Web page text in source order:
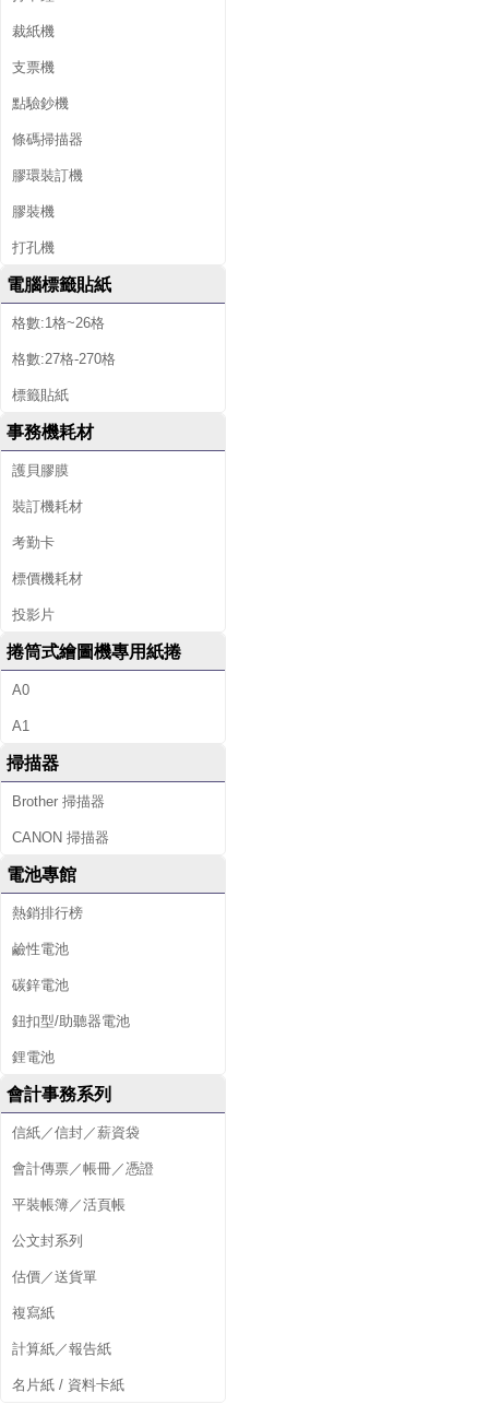
裁紙機
支票機
點驗鈔機
條碼掃描器
膠環裝訂機
膠裝機
打孔機
電腦標籤貼紙
格數:1格~26格
格數:27格-270格
標籤貼紙
事務機耗材
護貝膠膜
裝訂機耗材
考勤卡
標價機耗材
投影片
捲筒式繪圖機專用紙捲
A0
A1
掃描器
Brother 掃描器
CANON 掃描器
電池專館
熱銷排行榜
鹼性電池
碳鋅電池
鈕扣型/助聽器電池
鋰電池
會計事務系列
信紙／信封／薪資袋
會計傳票／帳冊／憑證
平裝帳簿／活頁帳
公文封系列
估價／送貨單
複寫紙
計算紙／報告紙
名片紙 / 資料卡紙